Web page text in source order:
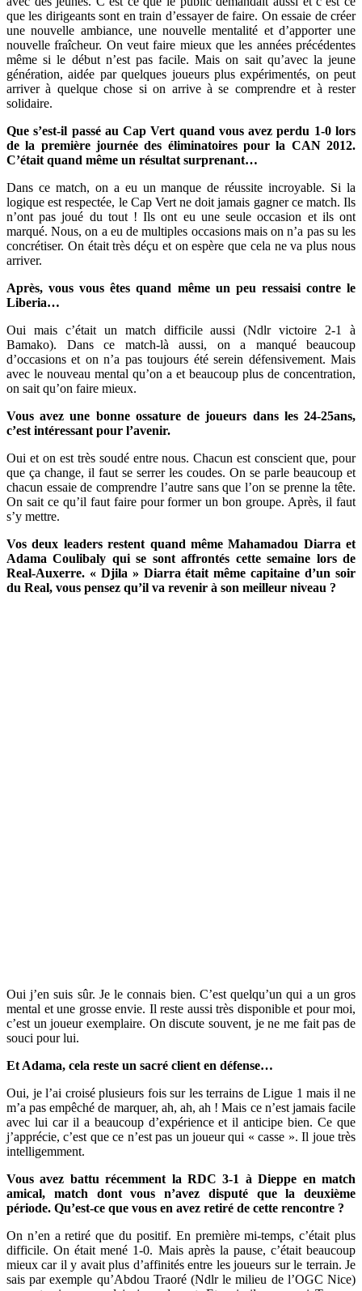
que les dirigeants sont en train d’essayer de faire. On essaie de créer
une nouvelle ambiance, une nouvelle mentalité et d’apporter une
nouvelle fraîcheur. On veut faire mieux que les années précédentes
même si le début n’est pas facile. Mais on sait qu’avec la jeune
génération, aidée par quelques joueurs plus expérimentés, on peut
arriver à quelque chose si on arrive à se comprendre et à rester
solidaire.
Que s’est-il passé au Cap Vert quand vous avez perdu 1-0 lors
de la première journée des éliminatoires pour la CAN 2012.
C’était quand même un résultat surprenant…
Dans ce match, on a eu un manque de réussite incroyable. Si la
logique est respectée, le Cap Vert ne doit jamais gagner ce match. Ils
n’ont pas joué du tout ! Ils ont eu une seule occasion et ils ont
marqué. Nous, on a eu de multiples occasions mais on n’a pas su les
concrétiser. On était très déçu et on espère que cela ne va plus nous
arriver.
Après, vous vous êtes quand même un peu ressaisi contre le
Liberia…
Oui mais c’était un match difficile aussi (Ndlr victoire 2-1 à
Bamako). Dans ce match-là aussi, on a manqué beaucoup
d’occasions et on n’a pas toujours été serein défensivement. Mais
avec le nouveau mental qu’on a et beaucoup plus de concentration,
on sait qu’on faire mieux.
Vous avez une bonne ossature de joueurs dans les 24-25ans,
c’est intéressant pour l’avenir.
Oui et on est très soudé entre nous. Chacun est conscient que, pour
que ça change, il faut se serrer les coudes. On se parle beaucoup et
chacun essaie de comprendre l’autre sans que l’on se prenne la tête.
On sait ce qu’il faut faire pour former un bon groupe. Après, il faut
s’y mettre.
Vos deux leaders restent quand même Mahamadou Diarra et
Adama Coulibaly qui se sont affrontés cette semaine lors de
Real-Auxerre. « Djila » Diarra était même capitaine d’un soir
du Real, vous pensez qu’il va revenir à son meilleur niveau ?
Oui j’en suis sûr. Je le connais bien. C’est quelqu’un qui a un gros
mental et une grosse envie. Il reste aussi très disponible et pour moi,
c’est un joueur exemplaire. On discute souvent, je ne me fait pas de
souci pour lui.
Et Adama, cela reste un sacré client en défense…
Oui, je l’ai croisé plusieurs fois sur les terrains de Ligue 1 mais il ne
m’a pas empêché de marquer, ah, ah, ah ! Mais ce n’est jamais facile
avec lui car il a beaucoup d’expérience et il anticipe bien. Ce que
j’apprécie, c’est que ce n’est pas un joueur qui « casse ». Il joue très
intelligemment.
Vous avez battu récemment la RDC 3-1 à Dieppe en match
amical, match dont vous n’avez disputé que la deuxième
période. Qu’est-ce que vous en avez retiré de cette rencontre ?
On n’en a retiré que du positif. En première mi-temps, c’était plus
difficile. On était mené 1-0. Mais après la pause, c’était beaucoup
mieux car il y avait plus d’affinités entre les joueurs sur le terrain. Je
sais par exemple qu’Abdou Traoré (Ndlr le milieu de l’OGC Nice)